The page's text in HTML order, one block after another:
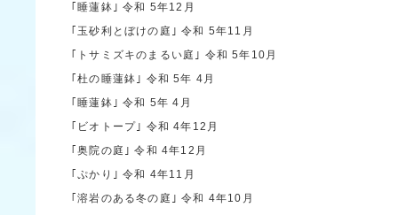
｢睡蓮鉢｣令和 5年12月
｢玉砂利とぼけの庭｣令和 5年11月
｢トサミズキのまるい庭｣ 令和 5年10月
｢杜の睡蓮鉢｣ 令和 5年 4月
｢睡蓮鉢｣令和 5年 4月
｢ビオトープ｣ 令和 4年12月
｢奥院の庭｣令和 4年12月
｢ぷかり｣令和 4年11月
｢溶岩のある冬の庭｣令和 4年10月